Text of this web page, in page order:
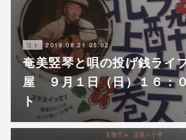
コト 2019.08.21 05:02
奄美竪琴と唄の投げ銭ライ
屋 ９月１日（日）１６：
ト